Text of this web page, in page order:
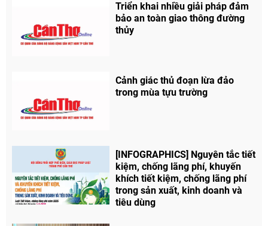
Triển khai nhiều giải pháp đảm
bảo an toàn giao thông đường
thủy
Cảnh giác thủ đoạn lừa đảo
trong mùa tựu trường
[INFOGRAPHICS] Nguyên tắc tiết
kiệm, chống lãng phí, khuyến
khích tiết kiệm, chống lãng phí
trong sản xuất, kinh doanh và
tiêu dùng